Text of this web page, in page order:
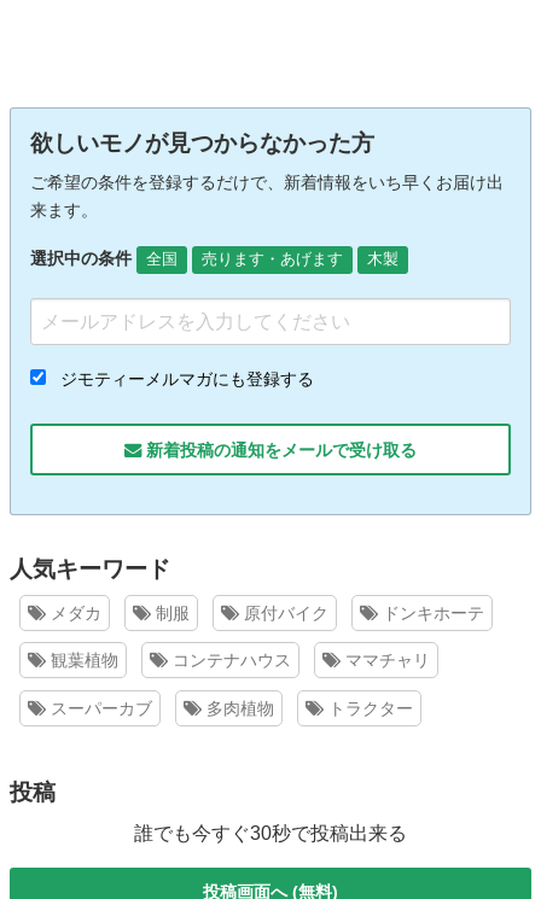
欲しいモノが見つからなかった方
ご希望の条件を登録するだけで、新着情報をいち早くお届け出
来ます。
選択中の条件 全国 売ります・あげます 木製
ジモティーメルマガにも登録する
新着投稿の通知をメールで受け取る
人気キーワード
メダカ 制服 原付バイク ドンキホーテ
観葉植物 コンテナハウス ママチャリ
スーパーカブ 多肉植物 トラクター
投稿
誰でも今すぐ30秒で投稿出来る
投稿画面へ (無料)